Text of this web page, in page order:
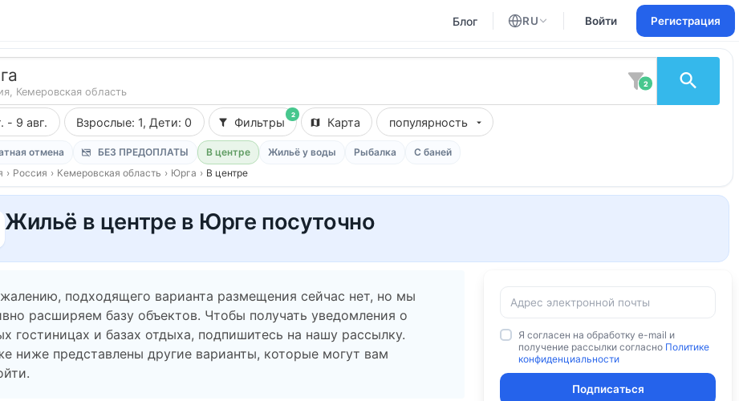
Блог RU
Английский
Войти Регистрация
Кемеровская область
2
- 9 авг. Взрослые: 1, Дети: 0
2
Фильтры Карта популярность
отмена БЕЗ ПРЕДОПЛАТЫ В центре Жильё у воды Рыбалка
С баней
› Россия › Кемеровская область › Юрга › В центре
Жильё в центре в Юрге посуточно
подходящего варианта размещения сейчас нет, но мы
расширяем базу объектов. Чтобы получать уведомления о
гостиницах и базах отдыха, подпишитесь на нашу рассылку.
ниже представлены другие варианты, которые могут вам
Я согласен на обработку e-mail и
получение рассылки согласно Политике
конфиденциальности
Подписаться